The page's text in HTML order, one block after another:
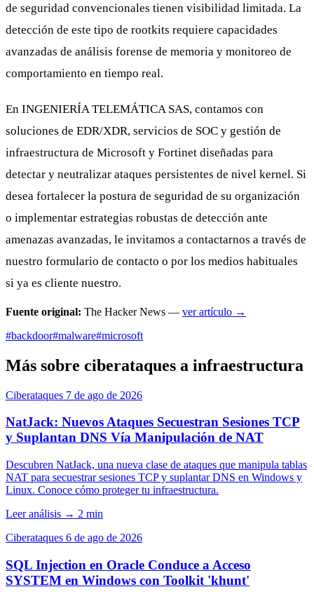
de seguridad convencionales tienen visibilidad limitada. La
detección de este tipo de rootkits requiere capacidades
avanzadas de análisis forense de memoria y monitoreo de
comportamiento en tiempo real.
En INGENIERÍA TELEMÁTICA SAS, contamos con
soluciones de EDR/XDR, servicios de SOC y gestión de
infraestructura de Microsoft y Fortinet diseñadas para
detectar y neutralizar ataques persistentes de nivel kernel. Si
desea fortalecer la postura de seguridad de su organización
o implementar estrategias robustas de detección ante
amenazas avanzadas, le invitamos a contactarnos a través de
nuestro formulario de contacto o por los medios habituales
si ya es cliente nuestro.
Fuente original: The Hacker News — ver artículo →
#backdoor#malware#microsoft
Más sobre ciberataques a infraestructura
Ciberataques 7 de ago de 2026
NatJack: Nuevos Ataques Secuestran Sesiones TCP
y Suplantan DNS Vía Manipulación de NAT
Descubren NatJack, una nueva clase de ataques que manipula tablas
NAT para secuestrar sesiones TCP y suplantar DNS en Windows y
Linux. Conoce cómo proteger tu infraestructura.
Leer análisis → 2 min
Ciberataques 6 de ago de 2026
SQL Injection en Oracle Conduce a Acceso
SYSTEM en Windows con Toolkit 'khunt'